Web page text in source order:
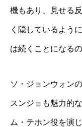
機もあり、見せる
く隠しているよう
は続くことになる
ソ・ジョンウォン
スンジョも魅力的
ム・テホン役を演